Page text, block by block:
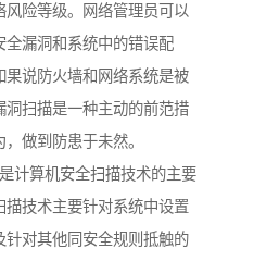
险等级。网络管理员可以
漏洞和系统中的错误配
果说防火墙和网络系统是被
扫描是一种主动的前范措
做到防患于未然。
计算机安全扫描技术的主要
描技术主要针对系统中设置
针对其他同安全规则抵触的